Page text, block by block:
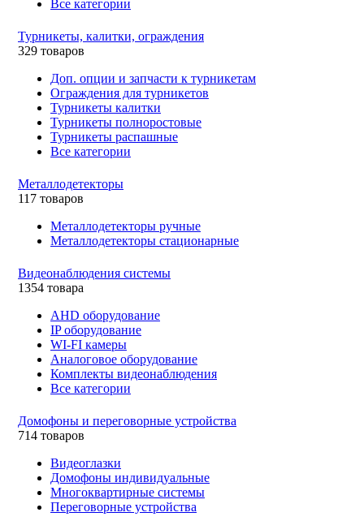
Все категории
Турникеты, калитки, ограждения
329 товаров
Доп. опции и запчасти к турникетам
Ограждения для турникетов
Турникеты калитки
Турникеты полноростовые
Турникеты распашные
Все категории
Металлодетекторы
117 товаров
Металлодетекторы ручные
Металлодетекторы стационарные
Видеонаблюдения cистемы
1354 товара
AHD оборудование
IP оборудование
WI-FI камеры
Аналоговое оборудование
Комплекты видеонаблюдения
Все категории
Домофоны и переговорные устройства
714 товаров
Видеоглазки
Домофоны индивидуальные
Многоквартирные системы
Переговорные устройства